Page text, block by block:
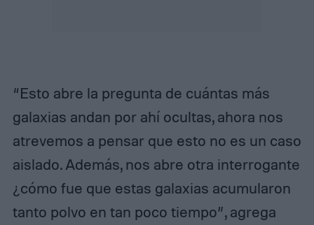
“Esto abre la pregunta de cuántas más
galaxias andan por ahí ocultas, ahora nos
atrevemos a pensar que esto no es un caso
aislado. Además, nos abre otra interrogante
¿cómo fue que estas galaxias acumularon
tanto polvo en tan poco tiempo”, agrega